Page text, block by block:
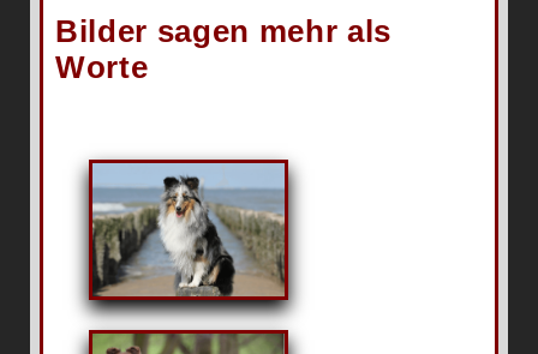
Bilder sagen mehr als
Worte